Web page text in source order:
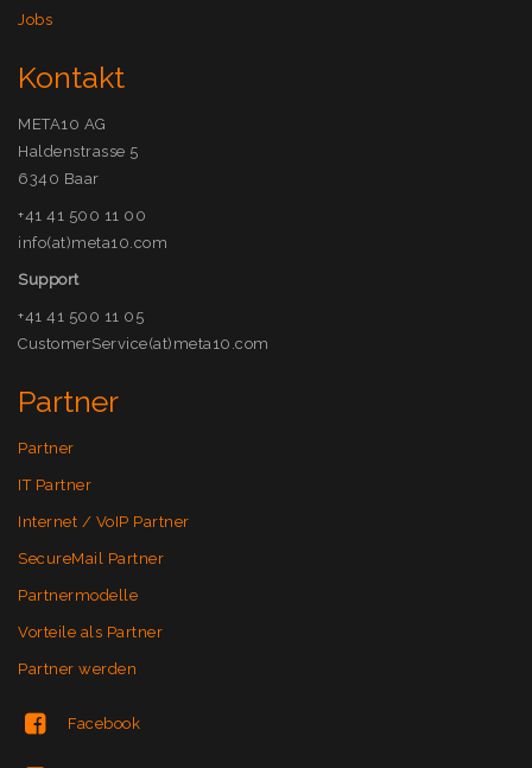
Jobs
Kontakt
META10 AG
Haldenstrasse 5
6340 Baar
+41 41 500 11 00
info(at)meta10.com
Support
+41 41 500 11 05
CustomerService(at)meta10.com
Partner
Partner
IT Partner
Internet / VoIP Partner
SecureMail Partner
Partnermodelle
Vorteile als Partner
Partner werden
Facebook